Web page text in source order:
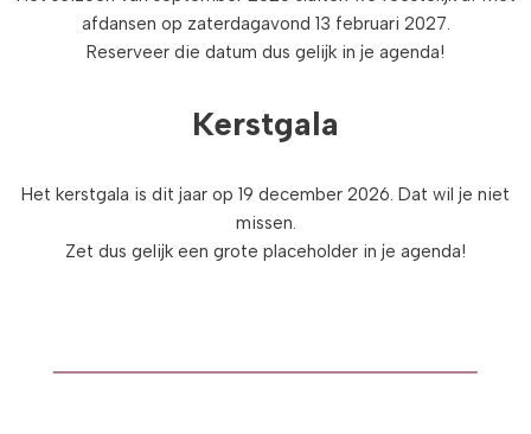
afdansen op zaterdagavond 13 februari 2027.
Reserveer die datum dus gelijk in je agenda!
Kerstgala
Het kerstgala is dit jaar op 19 december 2026. Dat wil je niet
missen.
Zet dus gelijk een grote placeholder in je agenda!